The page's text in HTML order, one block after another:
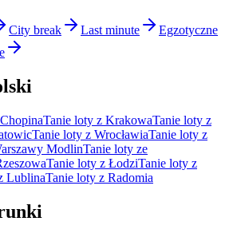
City break Last minute
Egzotyczne
Tanie loty z KrakowaTanie loty z
Tanie loty z WrocławiaTanie loty z
ModlinTanie loty ze
Tanie loty z ŁodziTanie loty z
LublinaTanie loty z Radomia